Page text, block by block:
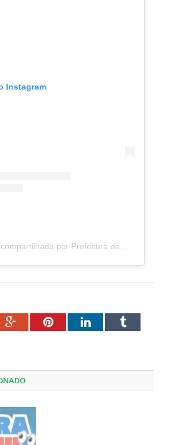
Instagram
Google+PinterestLinkedInTumblr